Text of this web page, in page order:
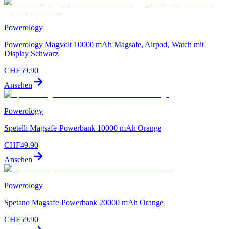
Powerology
Powerology Magvolt 10000 mAh Magsafe, Airpod, Watch mit
Display Schwarz
CHF59.90
Ansehen
Powerology
Spetelli Magsafe Powerbank 10000 mAh Orange
CHF49.90
Ansehen
Powerology
Spetano Magsafe Powerbank 20000 mAh Orange
CHF59.90